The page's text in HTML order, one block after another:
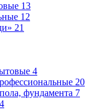
13
12
21
4
20
фундамента 7